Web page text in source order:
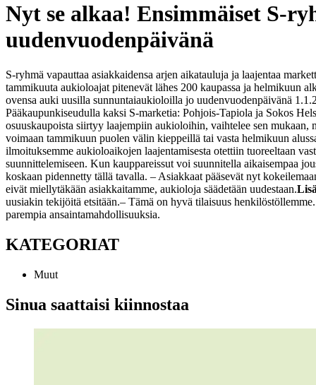
Nyt se alkaa! Ensimmäiset S-
uudenvuodenpäivänä
S-ryhmä vapauttaa asiakkaidensa arjen aikatauluja ja laajentaa
tammikuuta aukioloajat pitenevät lähes 200 kaupassa ja helmikuun
ovensa auki uusilla sunnuntaiaukioloilla jo uudenvuodenpäivänä
Pääkaupunkiseudulla kaksi S-marketia: Pohjois-Tapiola ja Sokos
osuuskaupoista siirtyy laajempiin aukioloihin, vaihtelee sen
voimaan tammikuun puolen välin kieppeillä tai vasta helmikuun
ilmoituksemme aukioloaikojen laajentamisesta otettiin tuoreeltaan
suunnittelemiseen. Kun kauppareissut voi suunnitella aikaisempaa
koskaan pidennetty tällä tavalla. – Asiakkaat pääsevät nyt
eivät miellytäkään asiakkaitamme, aukioloja säädetään uudestaan.
uusiakin tekijöitä etsitään.– Tämä on hyvä tilaisuus
parempia ansaintamahdollisuuksia.
KATEGORIAT
Muut
Sinua saattaisi kiinnostaa